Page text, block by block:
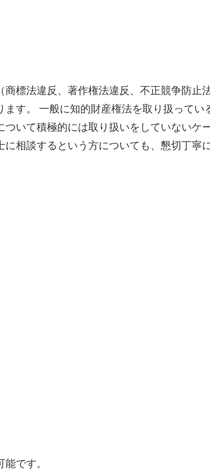
標法違反、著作権法違反、不正競争防止
す。 一般に知的財産権法を取り扱ってい
いて積極的には取り扱いをしていないケ
相談するという方についても、懇切丁寧
です。